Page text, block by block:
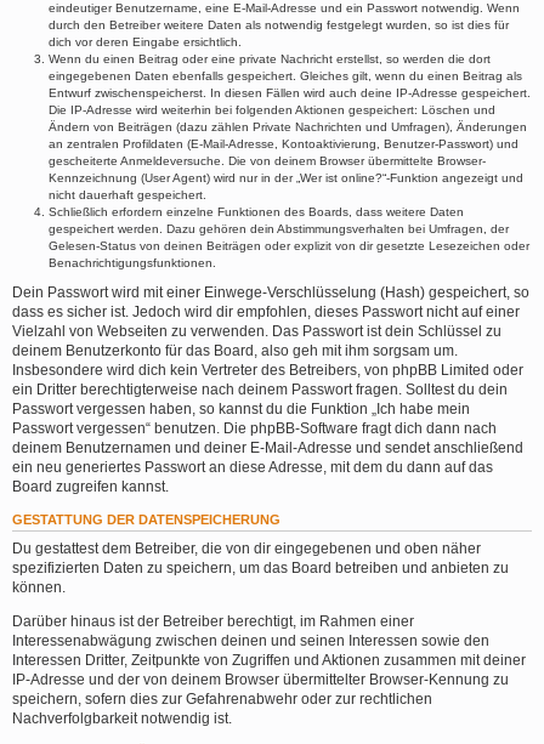
eindeutiger Benutzername, eine E-Mail-Adresse und ein Passwort notwendig. Wenn
durch den Betreiber weitere Daten als notwendig festgelegt wurden, so ist dies für
dich vor deren Eingabe ersichtlich.
Wenn du einen Beitrag oder eine private Nachricht erstellst, so werden die dort
eingegebenen Daten ebenfalls gespeichert. Gleiches gilt, wenn du einen Beitrag als
Entwurf zwischenspeicherst. In diesen Fällen wird auch deine IP-Adresse gespeichert.
Die IP-Adresse wird weiterhin bei folgenden Aktionen gespeichert: Löschen und
Ändern von Beiträgen (dazu zählen Private Nachrichten und Umfragen), Änderungen
an zentralen Profildaten (E-Mail-Adresse, Kontoaktivierung, Benutzer-Passwort) und
gescheiterte Anmeldeversuche. Die von deinem Browser übermittelte Browser-
Kennzeichnung (User Agent) wird nur in der „Wer ist online?“-Funktion angezeigt und
nicht dauerhaft gespeichert.
Schließlich erfordern einzelne Funktionen des Boards, dass weitere Daten
gespeichert werden. Dazu gehören dein Abstimmungsverhalten bei Umfragen, der
Gelesen-Status von deinen Beiträgen oder explizit von dir gesetzte Lesezeichen oder
Benachrichtigungsfunktionen.
Dein Passwort wird mit einer Einwege-Verschlüsselung (Hash) gespeichert, so
dass es sicher ist. Jedoch wird dir empfohlen, dieses Passwort nicht auf einer
Vielzahl von Webseiten zu verwenden. Das Passwort ist dein Schlüssel zu
deinem Benutzerkonto für das Board, also geh mit ihm sorgsam um.
Insbesondere wird dich kein Vertreter des Betreibers, von phpBB Limited oder
ein Dritter berechtigterweise nach deinem Passwort fragen. Solltest du dein
Passwort vergessen haben, so kannst du die Funktion „Ich habe mein
Passwort vergessen“ benutzen. Die phpBB-Software fragt dich dann nach
deinem Benutzernamen und deiner E-Mail-Adresse und sendet anschließend
ein neu generiertes Passwort an diese Adresse, mit dem du dann auf das
Board zugreifen kannst.
GESTATTUNG DER DATENSPEICHERUNG
Du gestattest dem Betreiber, die von dir eingegebenen und oben näher
spezifizierten Daten zu speichern, um das Board betreiben und anbieten zu
können.
Darüber hinaus ist der Betreiber berechtigt, im Rahmen einer
Interessenabwägung zwischen deinen und seinen Interessen sowie den
Interessen Dritter, Zeitpunkte von Zugriffen und Aktionen zusammen mit deiner
IP-Adresse und der von deinem Browser übermittelter Browser-Kennung zu
speichern, sofern dies zur Gefahrenabwehr oder zur rechtlichen
Nachverfolgbarkeit notwendig ist.